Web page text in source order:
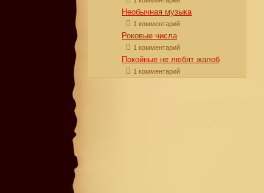
Необычная музыка
1 комментарий
Роковые числа
1 комментарий
Покойные не любят жалоб
1 комментарий